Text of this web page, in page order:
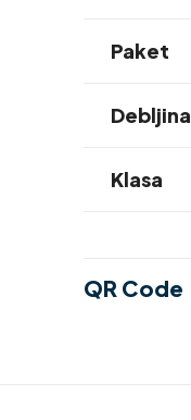
Paket
Debljina
Klasa
QR Code